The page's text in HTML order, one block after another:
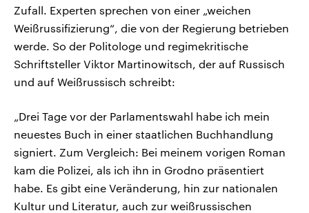
Zufall. Experten sprechen von einer „weichen
Weißrussifizierung“, die von der Regierung betrieben
werde. So der Politologe und regimekritische
Schriftsteller Viktor Martinowitsch, der auf Russisch
und auf Weißrussisch schreibt:
„Drei Tage vor der Parlamentswahl habe ich mein
neuestes Buch in einer staatlichen Buchhandlung
signiert. Zum Vergleich: Bei meinem vorigen Roman
kam die Polizei, als ich ihn in Grodno präsentiert
habe. Es gibt eine Veränderung, hin zur nationalen
Kultur und Literatur, auch zur weißrussischen